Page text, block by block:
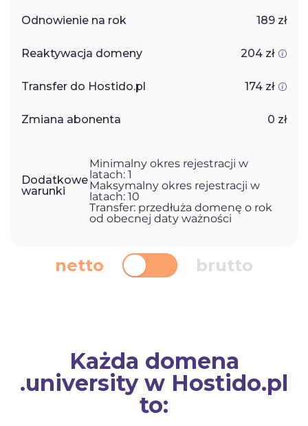
Odnowienie na rok 189 zł
Reaktywacja domeny 204 zł
Transfer do Hostido.pl 174 zł
Zmiana abonenta 0 zł
Dodatkowe
warunki
Minimalny okres rejestracji w
latach: 1
Maksymalny okres rejestracji w
latach: 10
Transfer: przedłuża domenę o rok
od obecnej daty ważności
netto brutto
Każda domena
.university w Hostido.pl
to: